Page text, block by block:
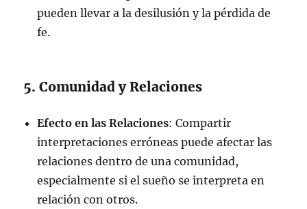
pueden llevar a la desilusión y la pérdida de
fe.
5. Comunidad y Relaciones
Efecto en las Relaciones: Compartir
interpretaciones erróneas puede afectar las
relaciones dentro de una comunidad,
especialmente si el sueño se interpreta en
relación con otros.